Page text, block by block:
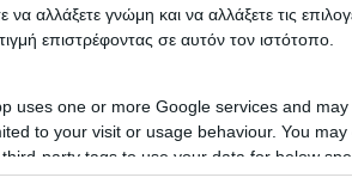
αλλάξετε γνώμη και να αλλάξετε τις
επιστρέφοντας σε αυτόν τον ιστότοπο.
uses one or more Google services and
to your visit or usage behaviour. You
party tags to use your data for below